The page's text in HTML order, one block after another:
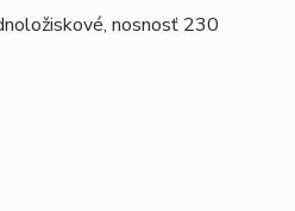
nosnosť 230